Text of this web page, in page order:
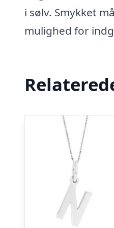
i sølv. Smykket
mulighed for